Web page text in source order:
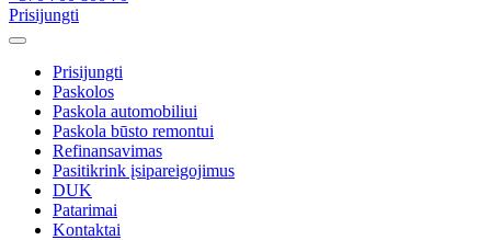
Prisijungti
Prisijungti
Paskolos
Paskola automobiliui
Paskola būsto remontui
Refinansavimas
Pasitikrink įsipareigojimus
DUK
Patarimai
Kontaktai